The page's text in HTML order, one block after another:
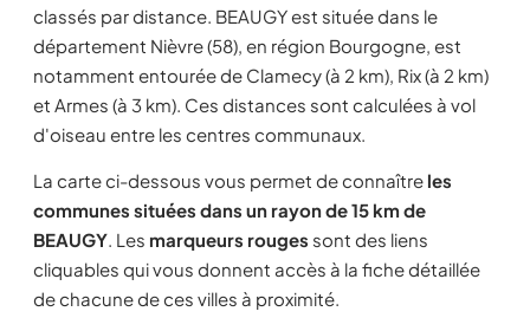
classés par distance. BEAUGY est située dans le
département Nièvre (58), en région Bourgogne, est
notamment entourée de Clamecy (à 2 km), Rix (à 2 km)
et Armes (à 3 km). Ces distances sont calculées à vol
d'oiseau entre les centres communaux.
La carte ci-dessous vous permet de connaître les
communes situées dans un rayon de 15 km de
BEAUGY. Les marqueurs rouges sont des liens
cliquables qui vous donnent accès à la fiche détaillée
de chacune de ces villes à proximité.